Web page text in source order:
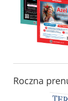
Roczna